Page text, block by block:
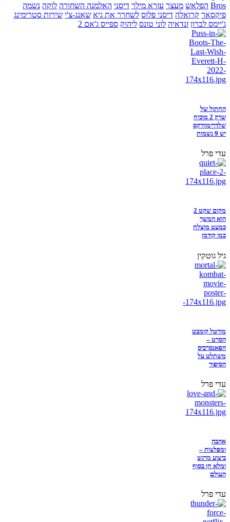
Bros הפלאש מעצר עזרא מילר דיסני האלמנה השחורה לוקה נשמה
פיקסאר קרואלה דיסני פלוס לשחרר את גיא שאנג-צ'י שירות סטרימינג
ג'יימס לברון זנדאיה לוני טונס ליהוק ספייס ג'אם 2
החתול של
שרק 2 מוכיח
שלדרימוורקס
יש 9 נשמות
עדי פרל
מקום שקט 2
הוא המשך
כמעט מוצלח
כמו קודמו
גיל גוטקין
מורטל קומבט
הסרט –
הפאנסרביס
משתלט על
הסיפור
עדי פרל
אהבה
ומפלצות –
ביצוע מרגש
ומלא חן בסוף
העולם
עדי פרל